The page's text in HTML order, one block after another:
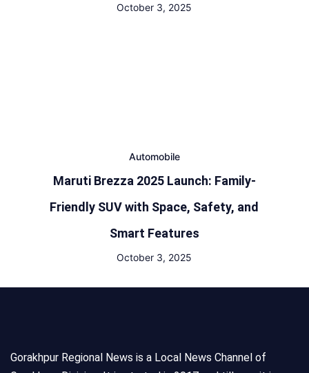
October 3, 2025
Automobile
Maruti Brezza 2025 Launch: Family-
Friendly SUV with Space, Safety, and
Smart Features
October 3, 2025
Gorakhpur Regional News is a Local News Channel of